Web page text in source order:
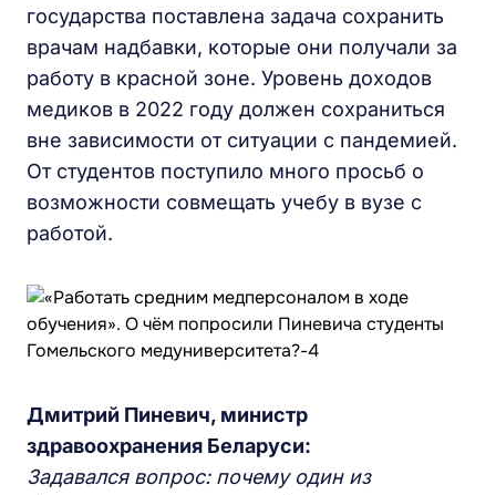
государства поставлена задача сохранить
врачам надбавки, которые они получали за
работу в красной зоне. Уровень доходов
медиков в 2022 году должен сохраниться
вне зависимости от ситуации с пандемией.
От студентов поступило много просьб о
возможности совмещать учебу в вузе с
работой.
Дмитрий Пиневич, министр
здравоохранения Беларуси:
Задавался вопрос: почему один из